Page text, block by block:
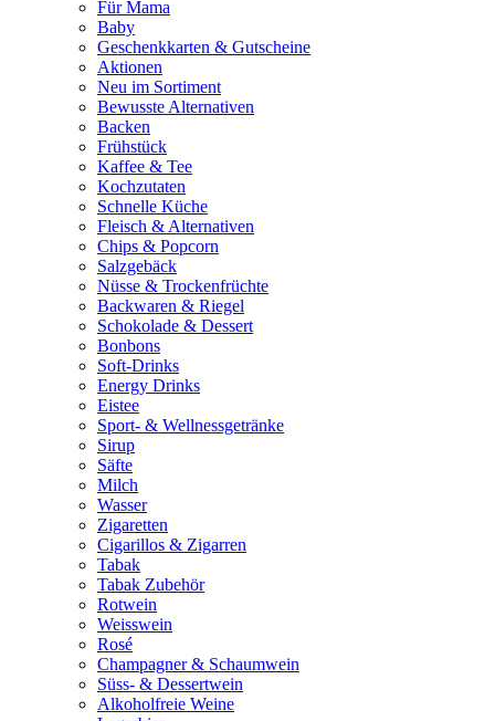
Für Mama
Baby
Geschenkkarten & Gutscheine
Aktionen
Neu im Sortiment
Bewusste Alternativen
Backen
Frühstück
Kaffee & Tee
Kochzutaten
Schnelle Küche
Fleisch & Alternativen
Chips & Popcorn
Salzgebäck
Nüsse & Trockenfrüchte
Backwaren & Riegel
Schokolade & Dessert
Bonbons
Soft-Drinks
Energy Drinks
Eistee
Sport- & Wellnessgetränke
Sirup
Säfte
Milch
Wasser
Zigaretten
Cigarillos & Zigarren
Tabak
Tabak Zubehör
Rotwein
Weisswein
Rosé
Champagner & Schaumwein
Süss- & Dessertwein
Alkoholfreie Weine